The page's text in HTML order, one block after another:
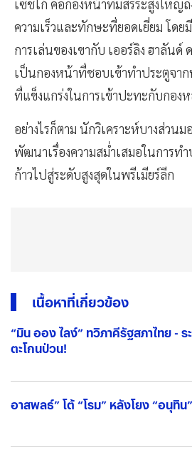
เซชโก้ คือกองหน้าที่มีสรีระสูงใหญ่
ความเร็วและทักษะที่ยอดเยี่ยม โดย
การเล่นของเขากับ เออร์ลิง ฮาลันด์
เป็นกองหน้าที่ชอบเข้าทำประตูจาก
ที่แข็งแกร่งในการเข้าปะทะกับกอง
อย่างไรก็ตาม นักวิเคราะห์บางส่วนม
พัฒนาเรื่องความสม่ำเสมอในการท
ก้าวไปสู่ระดับสูงสุดในพรีเมียร์ลีก
เนื้อหาที่เกี่ยวข้อง
“มิน ออง ไลง์” ทวิภาคีรัฐสภาไทย -
ตะโกนป่วน!
อาสพลธ์” โต้ “โรม” หลังโยง “อนุทิ